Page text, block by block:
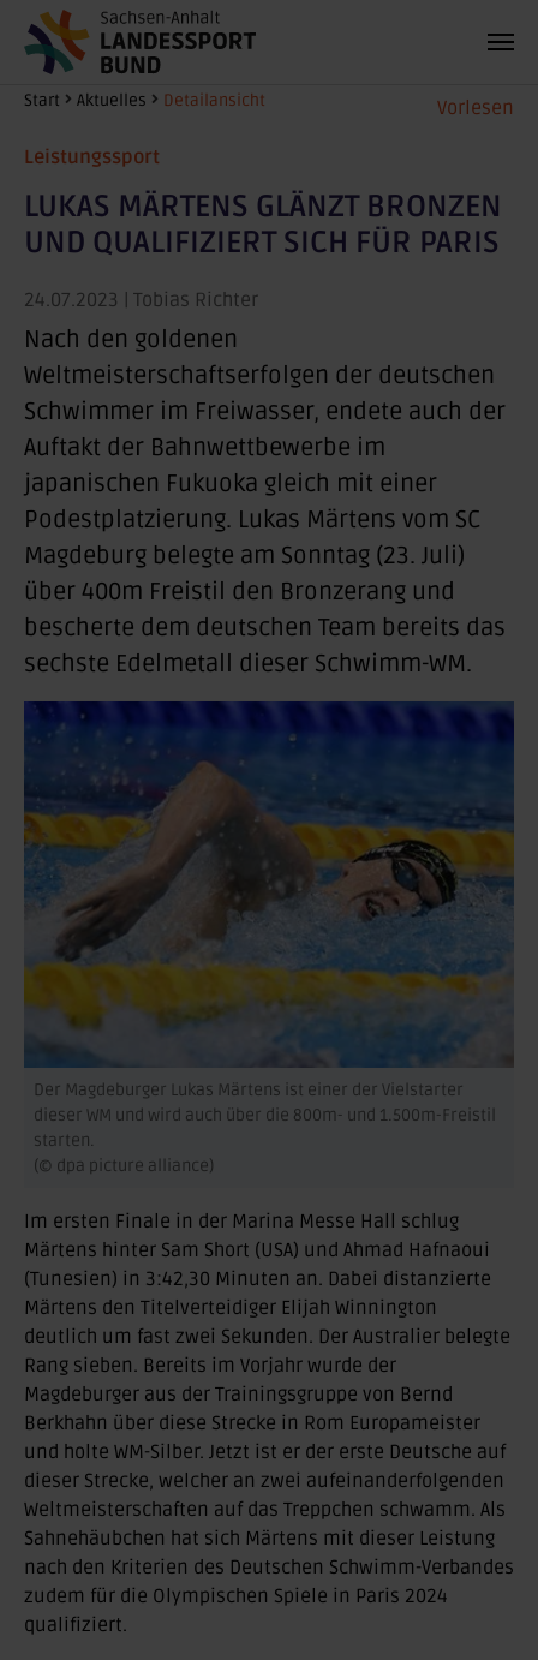
Zum Hauptinhalt springen Vorlesen
Sie sind hier:
Start Aktuelles Detailansicht
Leistungssport
LUKAS MÄRTENS GLÄNZT BRONZEN
UND QUALIFIZIERT SICH FÜR PARIS
24.07.2023 | Tobias Richter
Nach den goldenen
Weltmeisterschaftserfolgen der deutschen
Schwimmer im Freiwasser, endete auch der
Auftakt der Bahnwettbewerbe im
japanischen Fukuoka gleich mit einer
Podestplatzierung. Lukas Märtens vom SC
Magdeburg belegte am Sonntag (23. Juli)
über 400m Freistil den Bronzerang und
bescherte dem deutschen Team bereits das
sechste Edelmetall dieser Schwimm-WM.
Der Magdeburger Lukas Märtens ist einer der Vielstarter
dieser WM und wird auch über die 800m- und 1.500m-Freistil
starten.
(© dpa picture alliance)
Im ersten Finale in der Marina Messe Hall schlug
Märtens hinter Sam Short (USA) und Ahmad Hafnaoui
(Tunesien) in 3:42,30 Minuten an. Dabei distanzierte
Märtens den Titelverteidiger Elijah Winnington
deutlich um fast zwei Sekunden. Der Australier belegte
Rang sieben. Bereits im Vorjahr wurde der
Magdeburger aus der Trainingsgruppe von Bernd
Berkhahn über diese Strecke in Rom Europameister
und holte WM-Silber. Jetzt ist er der erste Deutsche auf
dieser Strecke, welcher an zwei aufeinanderfolgenden
Weltmeisterschaften auf das Treppchen schwamm. Als
Sahnehäubchen hat sich Märtens mit dieser Leistung
nach den Kriterien des Deutschen Schwimm-Verbandes
zudem für die Olympischen Spiele in Paris 2024
qualifiziert.